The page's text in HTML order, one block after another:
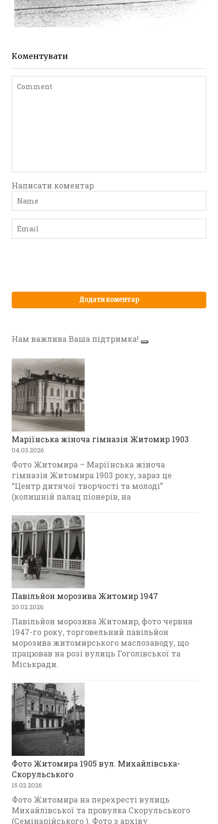
ЖИТОМИР МИХАЙЛІВСЬКА 1903 РОКУ
Коментувати
Написати коментар
Нам важлива Ваша підтримка!
Маріїнська жіноча гімназія Житомир 1903
04.03.2026
Фото Житомира – Маріїнська жіноча
гімназія Житомира 1903 року, зараз це
“Центр дитячої творчості та молоді”
(колишній палац піонерів, на
Павільйон морозива Житомир 1947
20.02.2026
Павільйон морозива Житомир, фото червня
1947-го року, торговельний павільйон
морозива житомирського маслозаводу, що
працював на розі вулиць Гоголівської та
Міськради.
Фото Житомира 1905 вул. Михайлівська-
Скорульського
15.02.2026
Фото Житомира на перехресті вулиць
Михайлівської та провулка Скорульського
(Семінарійського ). Фото з архіву